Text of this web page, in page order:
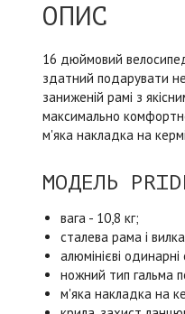
ОПИС
16 дюймовий велосипед
здатний подарувати
заниженій рамі з
максимально
м'яка накладка на
МОДЕЛЬ
вага - 10,8 кг;
сталева рама і
алюмінієві
ножний тип гальма
м'яка накладка на